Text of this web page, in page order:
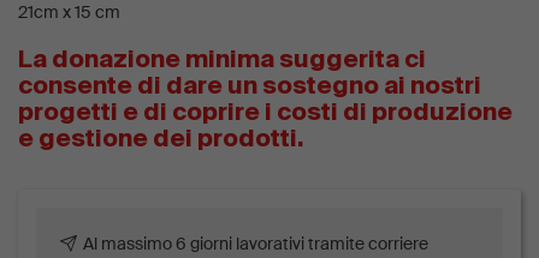
21cm x 15 cm
La donazione minima suggerita ci
consente di dare un sostegno ai nostri
progetti e di coprire i costi di produzione
e gestione dei prodotti.
Al massimo 6 giorni lavorativi tramite corriere